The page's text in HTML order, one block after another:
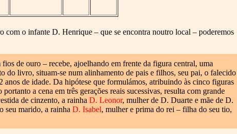
com o infante D. Henrique – que se encontra noutro local – poderemos
de ouro – recebe, ajoelhando em frente da figura central, uma
do livro, situam-se num alinhamento de pais e filhos, seu pai, o falecido
anos de idade. Da hipótese que formulámos, atribuindo às cinco figuras
a cena em três gerações reais sucessivas, resulta com grande
de cinzento, a rainha D. Leonor, mulher de D. Duarte e mãe de D.
seu marido, a rainha D. Isabel, mulher e prima do rei – filha do seu tio,